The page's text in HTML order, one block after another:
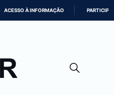
CONTEÚDO
ACESSO À INFORMAÇÃO PARTICIPE